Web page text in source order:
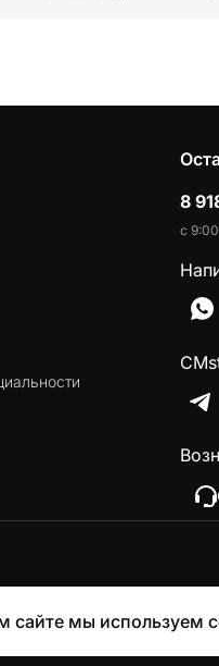
8
с
сайте мы используем